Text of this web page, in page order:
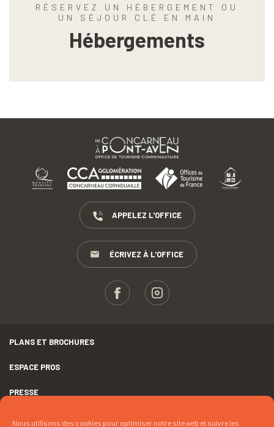
Nous utilisons des cookies pour optimiser notre site web et suivre les
RÉSERVEZ UN HÉBERGEMENT OU
UN SÉJOUR CLÉ EN MAIN
Hébergements
APPELEZ L'OFFICE
ÉCRIVEZ À L'OFFICE
PLANS ET BROCHURES
ESPACE PROS
PRESSE